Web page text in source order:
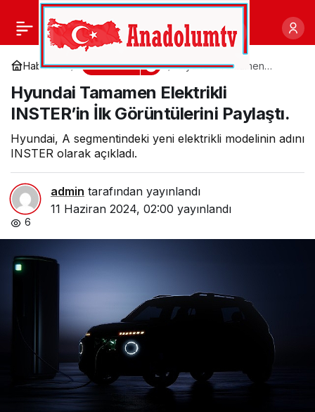
Haberler Ekonomi
Hyundai Tamamen
Görüntülerini Paylaştı.
Hyundai Tamamen Elektrikli
INSTER’in İlk Görüntülerini Paylaştı.
Hyundai, A segmentindeki yeni elektrikli modelinin adını
INSTER olarak açıkladı.
admin tarafından yayınlandı
11 Haziran 2024, 02:00 yayınlandı
6
Karne hediyesi
Minycenter’dan alınır
Paylaş